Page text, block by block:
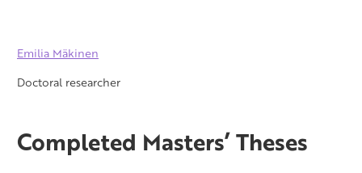
Emilia Mäkinen
Doctoral researcher
Completed Masters’ Theses